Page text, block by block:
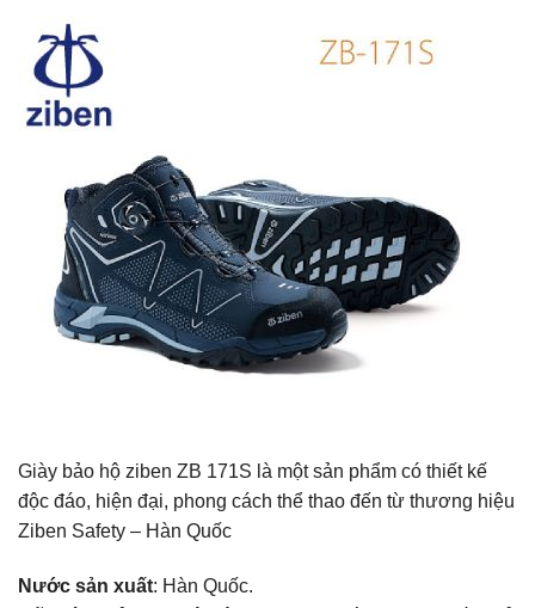
Giày bảo hộ ziben ZB 171S là một sản phẩm có thiết kế
độc đáo, hiện đại, phong cách thể thao đến từ thương hiệu
Ziben Safety – Hàn Quốc
Nước sản xuất: Hàn Quốc.